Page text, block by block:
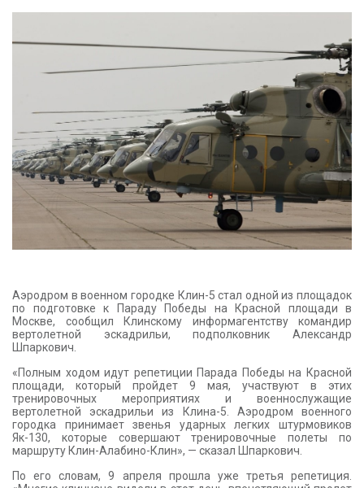
КОНТАКТЫ
Аэродром в военном городке Клин-5 стал одной из площадок
по подготовке к Параду Победы на Красной площади в
Москве, сообщил Клинскому информагентству командир
вертолетной эскадрильи, подполковник Александр
Шпаркович.
«Полным ходом идут репетиции Парада Победы на Красной
площади, который пройдет 9 мая, участвуют в этих
тренировочных мероприятиях и военнослужащие
вертолетной эскадрильи из Клина-5. Аэродром военного
городка принимает звенья ударных легких штурмовиков
Як-130, которые совершают тренировочные полеты по
маршруту Клин-Алабино-Клин», — сказал Шпаркович.
По его словам, 9 апреля прошла уже третья репетиция.